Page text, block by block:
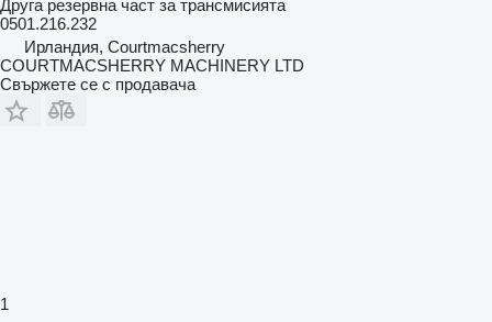
Друга резервна част за трансмисията
0501.216.232
Ирландия, Courtmacsherry
COURTMACSHERRY MACHINERY LTD
Свържете се с продавача
1